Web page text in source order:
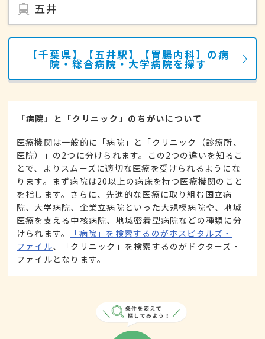
五井
【千葉県】【五井駅】【胃腸内科】の病
院・総合病院・大学病院を探す
「病院」と「クリニック」のちがいについて
医療機関は一般的に「病院」と「クリニック（診療所、
医院）」の2つに分けられます。この2つの違いを知るこ
とで、よりスムーズに適切な医療を受けられるようにな
ります。まず病院は20以上の病床を持つ医療機関のこと
を指します。さらに、先進的な医療に取り組む国立病
院、大学病院、企業立病院といった大規模病院や、地域
医療を支える中核病院、地域密着型病院などの種類に分
けられます。
「病院」を検索するのがホスピタルズ・
ファイル、「クリニック」を検索するのがドクターズ・
ファイルとなります。